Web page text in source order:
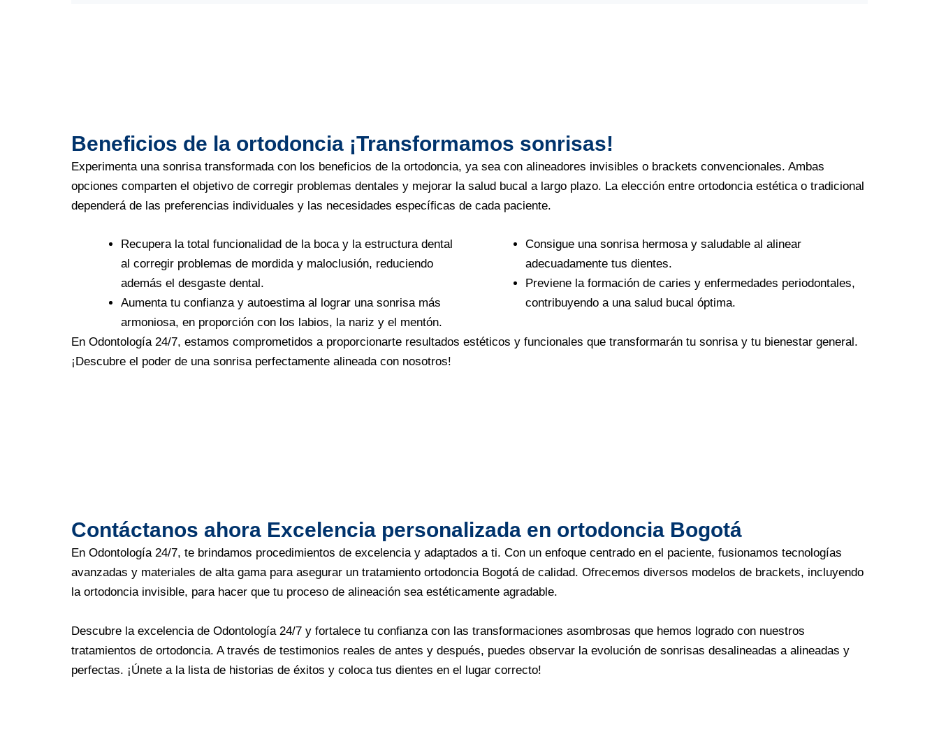
Beneficios de la ortodoncia ¡Transformamos sonrisas!
Experimenta una sonrisa transformada con los beneficios de la ortodoncia, ya sea con alineadores invisibles o brackets convencionales. Ambas
opciones comparten el objetivo de corregir problemas dentales y mejorar la salud bucal a largo plazo. La elección entre ortodoncia estética o tradicional
dependerá de las preferencias individuales y las necesidades específicas de cada paciente.
Recupera la total funcionalidad de la boca y la estructura dental
al corregir problemas de mordida y maloclusión, reduciendo
además el desgaste dental.
Aumenta tu confianza y autoestima al lograr una sonrisa más
armoniosa, en proporción con los labios, la nariz y el mentón.
Consigue una sonrisa hermosa y saludable al alinear
adecuadamente tus dientes.
Previene la formación de caries y enfermedades periodontales,
contribuyendo a una salud bucal óptima.
En Odontología 24/7, estamos comprometidos a proporcionarte resultados estéticos y funcionales que transformarán tu sonrisa y tu bienestar general.
¡Descubre el poder de una sonrisa perfectamente alineada con nosotros!
Contáctanos ahora Excelencia personalizada en ortodoncia Bogotá
En Odontología 24/7, te brindamos procedimientos de excelencia y adaptados a ti. Con un enfoque centrado en el paciente, fusionamos tecnologías
avanzadas y materiales de alta gama para asegurar un tratamiento ortodoncia Bogotá de calidad. Ofrecemos diversos modelos de brackets, incluyendo
la ortodoncia invisible, para hacer que tu proceso de alineación sea estéticamente agradable.
Descubre la excelencia de Odontología 24/7 y fortalece tu confianza con las transformaciones asombrosas que hemos logrado con nuestros
tratamientos de ortodoncia. A través de testimonios reales de antes y después, puedes observar la evolución de sonrisas desalineadas a alineadas y
perfectas. ¡Únete a la lista de historias de éxitos y coloca tus dientes en el lugar correcto!